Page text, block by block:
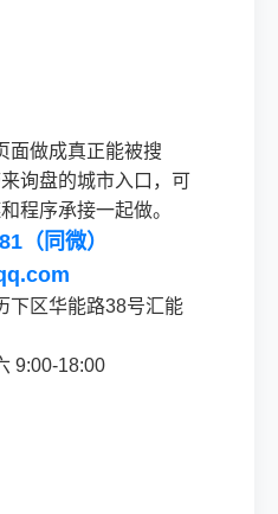
面做成真正能被搜
询盘的城市入口，可
程序承接一起做。
（同微）
下区华能路38号汇能
9:00-18:00